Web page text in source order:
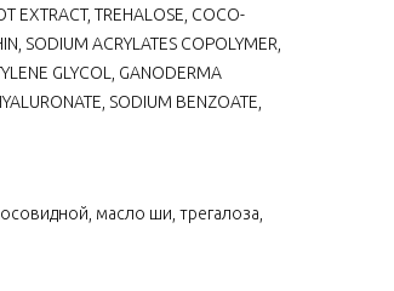
EXTRACT, TREHALOSE, COCO-
SODIUM ACRYLATES COPOLYMER,
GLYCOL, GANODERMA
SODIUM BENZOATE,
масло ши, трегалоза,